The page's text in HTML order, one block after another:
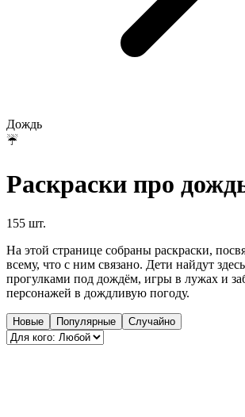
Дождь
☔
Раскраски про
155 шт.
На этой странице собраны раскраски,
всему, что с ним связано. Дети найдут
прогулками под дождём, игры в лужах и
персонажей в дождливую погоду.
Новые Популярные Случайно